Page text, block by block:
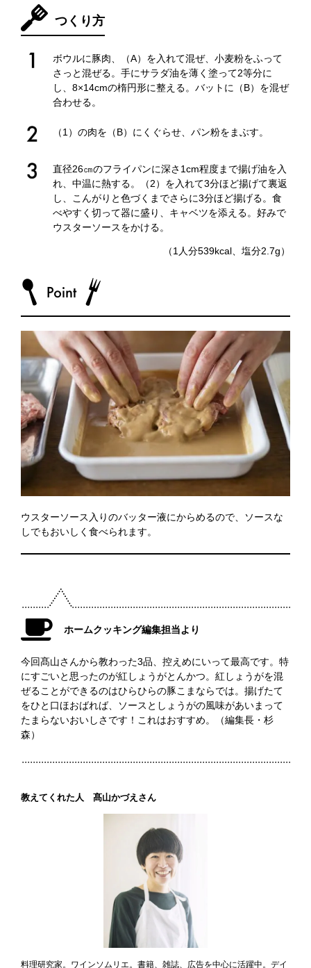
つくり方
ボウルに豚肉、（A）を入れて混ぜ、小麦粉をふって
さっと混ぜる。手にサラダ油を薄く塗って2等分に
し、8×14cmの楕円形に整える。バットに（B）を混ぜ
合わせる。
（1）の肉を（B）にくぐらせ、パン粉をまぶす。
直径26㎝のフライパンに深さ1cm程度まで揚げ油を入
れ、中温に熱する。（2）を入れて3分ほど揚げて裏返
し、こんがりと色づくまでさらに3分ほど揚げる。食
べやすく切って器に盛り、キャベツを添える。好みで
ウスターソースをかける。
（1人分539kcal、塩分2.7g）
ウスターソース入りのバッター液にからめるので、ソースな
しでもおいしく食べられます。
ホームクッキング編集担当より
今回髙山さんから教わった3品、控えめにいって最高です。特
にすごいと思ったのが紅しょうがとんかつ。紅しょうがを混
ぜることができるのはひらひらの豚こまならでは。揚げたて
をひと口ほおばれば、ソースとしょうがの風味があいまって
たまらないおいしさです！これはおすすめ。（編集長・杉
森）
教えてくれた人 髙山かづえさん
料理研究家。ワインソムリエ。書籍、雑誌、広告を中心に活躍中。デイ